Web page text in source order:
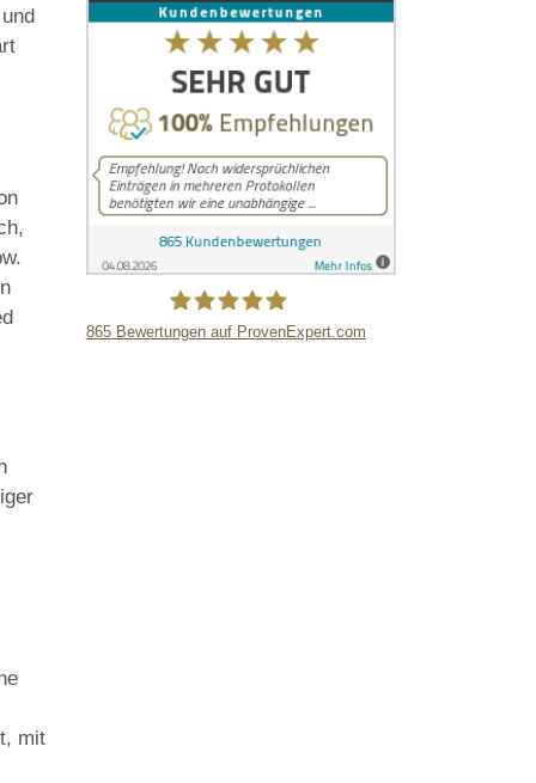
mit
865Bewertungen auf ProvenExpert.com